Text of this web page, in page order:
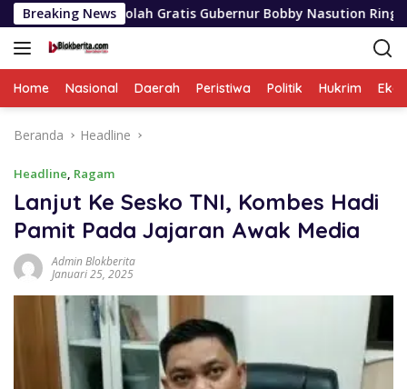
Langsung
ke
konten
Breaking News
Gratis Gubernur Bobby Nasution Ringankan Beban
Home Nasional Daerah Peristiwa Politik Hukrim
Beranda Headline
Headline, Ragam
Lanjut Ke Sesko TNI, Kombes Hadi
Pamit Pada Jajaran Awak Media
Admin Blokberita
Januari 25, 2025